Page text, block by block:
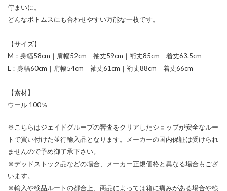
佇まいに。
どんなボトムスにも合わせやすい万能な一枚です。
【サイズ】
M：身幅58cm｜肩幅52cm｜袖丈59cm｜裄丈85cm｜着丈63.5cm
L：身幅60cm｜肩幅54cm｜袖丈61cm｜裄丈88cm｜着丈66cm
【素材】
ウール 100％
※こちらはジェイドグループの審査をクリアしたショップが安全なルー
トで買い付けた並行輸入品となります。メーカーの国内保証は受けられ
ませんので予め御了承下さい。
※デッドストック品などの場合、メーカー正規価格と異なる場合もござ
います。
※輸入や検品ルートの都合上、商品によっては箱に痛みがある場合や検